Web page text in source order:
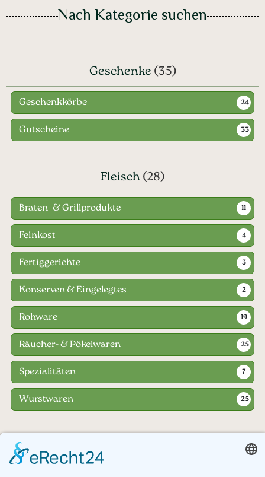
Nach Kategorie suchen
Geschenke (35)
Geschenkkörbe 24
Gutscheine 33
Fleisch (28)
Braten- & Grillprodukte 11
Feinkost 4
Fertiggerichte 3
Konserven & Eingelegtes 2
Rohware 19
Räucher- & Pökelwaren 25
Spezialitäten 7
Wurstwaren 25